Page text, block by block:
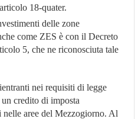
18-quater.
delle zone
come ZES è con il Decreto
5, che ne riconosciuta tale
nei requisiti di legge
credito di imposta
nelle aree del Mezzogiorno. Al